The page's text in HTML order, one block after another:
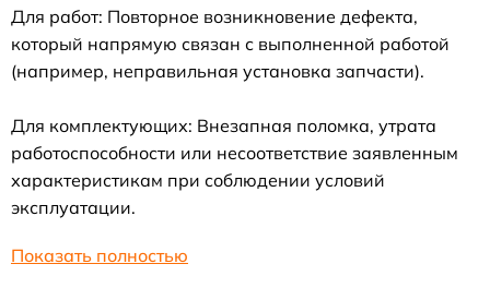
Для работ: Повторное возникновение дефекта,
который напрямую связан с выполненной работой
(например, неправильная установка запчасти).
Для комплектующих: Внезапная поломка, утрата
работоспособности или несоответствие заявленным
характеристикам при соблюдении условий
эксплуатации.
Показать полностью